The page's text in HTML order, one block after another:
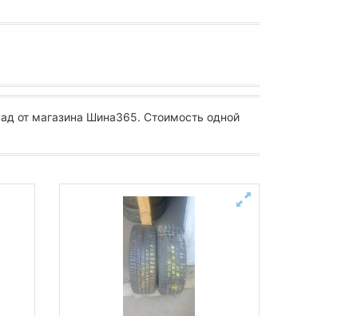
от магазина Шина365. Стоимость одной